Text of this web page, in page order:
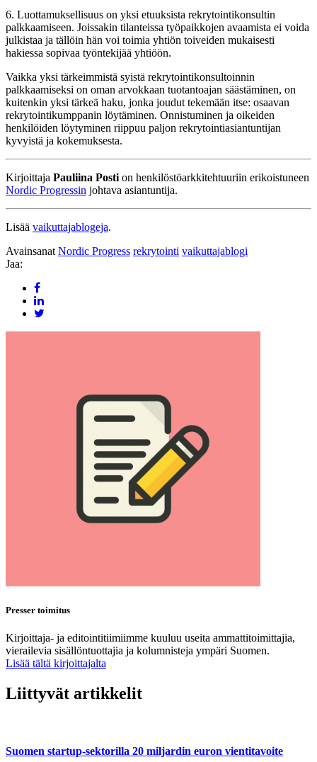
6. Luottamuksellisuus on yksi etuuksista rekrytointikonsultin
palkkaamiseen. Joissakin tilanteissa työpaikkojen avaamista ei voida
julkistaa ja tällöin hän voi toimia yhtiön toiveiden mukaisesti
hakiessa sopivaa työntekijää yhtiöön.
Vaikka yksi tärkeimmistä syistä rekrytointikonsultoinnin
palkkaamiseksi on oman arvokkaan tuotantoajan säästäminen, on
kuitenkin yksi tärkeä haku, jonka joudut tekemään itse: osaavan
rekrytointikumppanin löytäminen. Onnistuminen ja oikeiden
henkilöiden löytyminen riippuu paljon rekrytointiasiantuntijan
kyvyistä ja kokemuksesta.
Kirjoittaja Pauliina Posti on henkilöstöarkkitehtuuriin erikoistuneen
Nordic Progressin johtava asiantuntija.
Lisää vaikuttajablogeja.
Avainsanat Nordic Progress rekrytointi vaikuttajablogi
Jaa:
Presser toimitus
Kirjoittaja- ja editointitiimiimme kuuluu useita ammattitoimittajia,
vierailevia sisällöntuottajia ja kolumnisteja ympäri Suomen.
Lisää tältä kirjoittajalta
Liittyvät artikkelit
Suomen startup-sektorilla 20 miljardin euron vientitavoite